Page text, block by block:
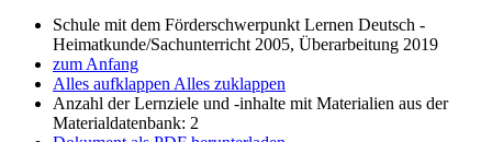
Schule mit dem Förderschwerpunkt Lernen Deutsch -
Heimatkunde/Sachunterricht 2005, Überarbeitung 2019
zum Anfang
Alles aufklappen Alles zuklappen
Anzahl der Lernziele und -inhalte mit Materialien aus der
Materialdatenbank: 2